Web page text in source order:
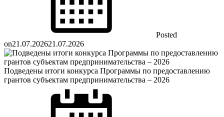
Posted
on21.07.202621.07.2026
Подведены итоги конкурса Программы по предоставлению
грантов субъектам предпринимательства – 2026